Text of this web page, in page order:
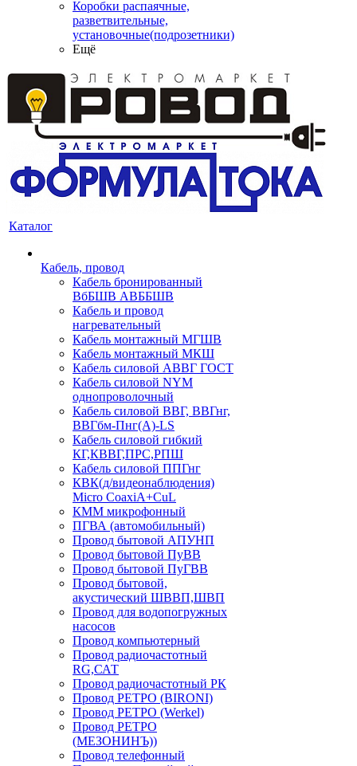
Коробки распаячные,
разветвительные,
установочные(подрозетники)
Ещё
Каталог
Кабель, провод
Кабель бронированный
ВбБШВ АВББШВ
Кабель и провод
нагревательный
Кабель монтажный МГШВ
Кабель монтажный МКШ
Кабель силовой АВВГ ГОСТ
Кабель силовой NYM
однопроволочный
Кабель силовой ВВГ, ВВГнг,
ВВГбм-Пнг(А)-LS
Кабель силовой гибкий
КГ,КВВГ,ПРС,РПШ
Кабель силовой ППГнг
КВК(д/видеонаблюдения)
Micro CoaxiA+CuL
КММ микрофонный
ПГВА (автомобильный)
Провод бытовой АПУНП
Провод бытовой ПуВВ
Провод бытовой ПуГВВ
Провод бытовой,
акустический ШВВП,ШВП
Провод для водопогружных
насосов
Провод компьютерный
Провод радиочастотный
RG,САТ
Провод радиочастотный РК
Провод РЕТРО (BIRONI)
Провод РЕТРО (Werkel)
Провод РЕТРО
(МЕЗОНИНЪ))
Провод телефонный